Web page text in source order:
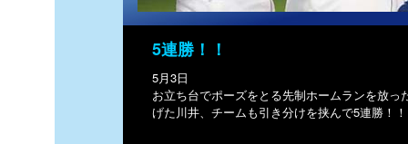
5連勝！！
5月3日
お立ち台でポーズをとる先制ホームランを放っ
げた川井、チームも引き分けを挟んで5連勝！！